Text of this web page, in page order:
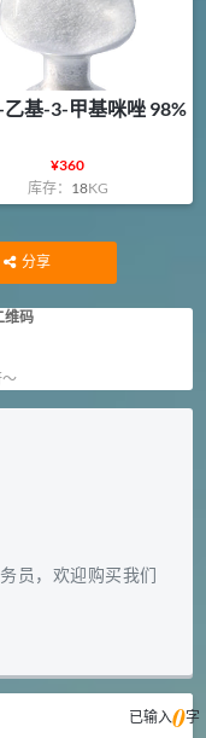
基-3-甲基咪唑 98%
¥360
库存： 18KG
分享
维码
员，欢迎购买我们
已输入0字